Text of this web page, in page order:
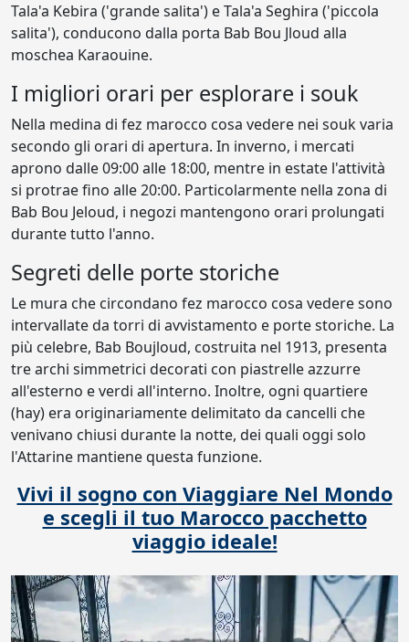
Tala'a Kebira ('grande salita') e Tala'a Seghira ('piccola
salita'), conducono dalla porta Bab Bou Jloud alla
moschea Karaouine.
I migliori orari per esplorare i souk
Nella medina di fez marocco cosa vedere nei souk varia
secondo gli orari di apertura. In inverno, i mercati
aprono dalle 09:00 alle 18:00, mentre in estate l'attività
si protrae fino alle 20:00. Particolarmente nella zona di
Bab Bou Jeloud, i negozi mantengono orari prolungati
durante tutto l'anno.
Segreti delle porte storiche
Le mura che circondano fez marocco cosa vedere sono
intervallate da torri di avvistamento e porte storiche. La
più celebre, Bab Boujloud, costruita nel 1913, presenta
tre archi simmetrici decorati con piastrelle azzurre
all'esterno e verdi all'interno. Inoltre, ogni quartiere
(hay) era originariamente delimitato da cancelli che
venivano chiusi durante la notte, dei quali oggi solo
l'Attarine mantiene questa funzione.
Vivi il sogno con Viaggiare Nel Mondo
e scegli il tuo Marocco pacchetto
viaggio ideale!